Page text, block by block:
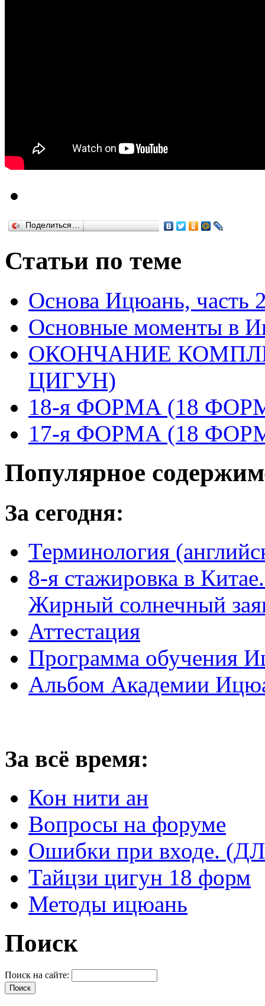
Поделиться…
Статьи по теме
Основа Ицюань, часть
Основные моменты в
ОКОНЧАНИЕ
ЦИГУН)
18-я ФОРМА (18
17-я ФОРМА (18
Популярное
За сегодня:
Терминология
8-я стажировка в
Жирный солнечный
Аттестация
Программа обучения
Альбом Академии
За всё время:
Кон нити ан
Вопросы на форуме
Ошибки при входе.
Тайцзи цигун 18 форм
Методы ицюань
Поиск
Поиск на сайте: